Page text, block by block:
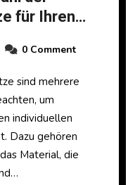
für Ihren
0 Comment
um
individuellen
Dazu gehören
Material, die